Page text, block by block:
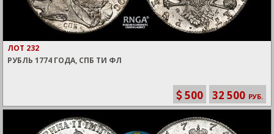
ЛОТ 232
РУБЛЬ 1774 ГОДА, СПБ ТИ ФЛ
500 32 500 РУБ.